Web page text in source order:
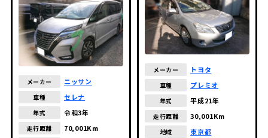
メーカー ニッサン
車種 セレナ
年式 令和3年
走行距離 70,001Km
メーカー トヨタ
車種 プレミオ
年式 平成21年
走行距離 30,001Km
地域 東京都